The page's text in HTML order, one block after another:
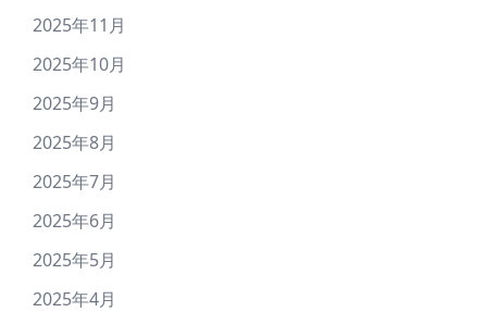
2025年11月
2025年10月
2025年9月
2025年8月
2025年7月
2025年6月
2025年5月
2025年4月